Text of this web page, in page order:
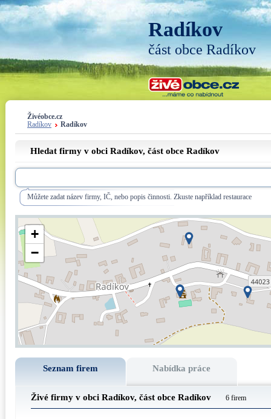
Radíkov
část obce Radíkov
Živéobce.cz
Radíkov
Radíkov
Hledat firmy v obci Radíkov, část obce Radíkov
Můžete zadat název firmy, IČ, nebo popis činnosti. Zkuste například restaurace
+
−
Seznam firem Nabídka práce
Živé firmy v obci Radíkov, část obce Radíkov 6 firem